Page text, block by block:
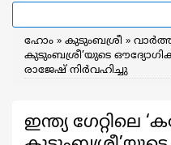
Breadcrumb
ഹോം കുടുംബശ്രീ
കുടുംബശ്രീ’യുടെ ഔദ്യോഗിക
രാജേഷ് നിര്‍വഹിച്ചു
ഇന്ത്യ ഗേറ്റിലെ